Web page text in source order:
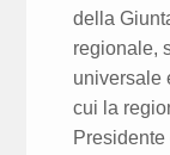
della
regionale,
universale
cui la